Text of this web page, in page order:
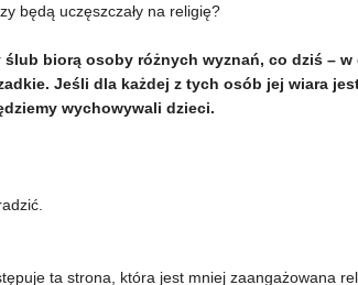
będą uczęszczały na religię?
biorą osoby różnych wyznań, co dziś – w
Jeśli dla każdej z tych osób jej wiara
wychowywali dzieci.
ta strona, która jest mniej zaangażowana